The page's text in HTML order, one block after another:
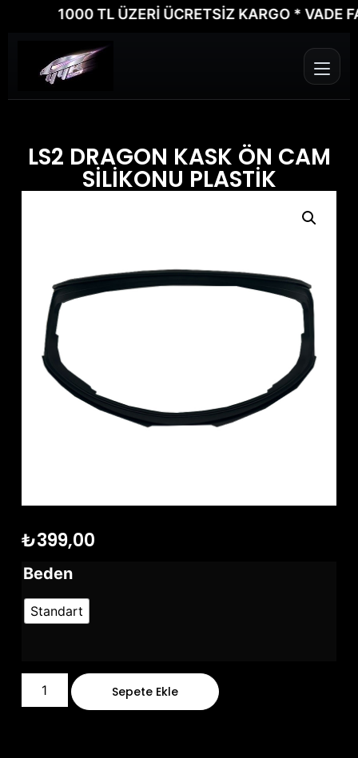
1000 TL ÜZERİ ÜCRETSİZ KARGO * VADE
LS2 DRAGON KASK ÖN CAM
SİLİKONU PLASTİK
₺399,00
Beden
Standart
Sepete Ekle